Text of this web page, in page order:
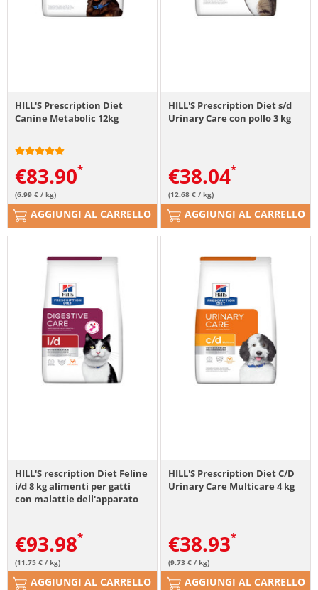
HILL'S Prescription Diet
Canine Metabolic 12kg
€83.90
(6.99 € / kg)
AGGIUNGI AL CARRELLO
HILL'S Prescription Diet s/d
Urinary Care con pollo 3 kg
€38.04
(12.68 € / kg)
AGGIUNGI AL CARRELLO
HILL'S rescription Diet Feline
i/d 8 kg alimenti per gatti
con malattie dell'apparato
€93.98
(11.75 € / kg)
AGGIUNGI AL CARRELLO
HILL'S Prescription Diet C/D
Urinary Care Multicare 4 kg
€38.93
(9.73 € / kg)
AGGIUNGI AL CARRELLO